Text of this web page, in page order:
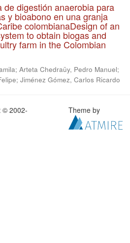
de digestión anaerobia para
y bioabono en una granja
colombianaDesign of an
to obtain biogas and
farm in the Colombian
; Arteta Chedraüy, Pedro Manuel;
; Jiménez Gómez, Carlos Ricardo
© 2002-
Theme by